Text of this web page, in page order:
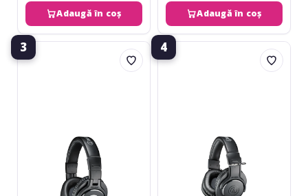
Adaugă în coș Adaugă în coș
3
Audio-
Technica
4
Audio-
Technica